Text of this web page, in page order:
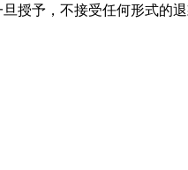
授予，不接受任何形式的